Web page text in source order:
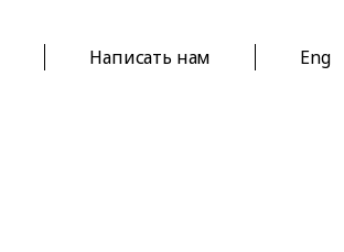
Написать нам Eng